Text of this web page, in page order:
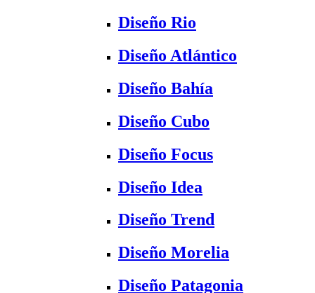
Diseño Rio
Diseño Atlántico
Diseño Bahía
Diseño Cubo
Diseño Focus
Diseño Idea
Diseño Trend
Diseño Morelia
Diseño Patagonia